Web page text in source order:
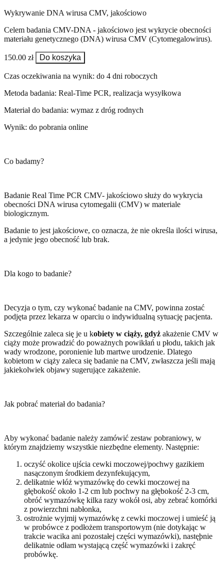
Wykrywanie DNA wirusa CMV, jakościowo
Celem badania CMV-DNA - jakościowo jest wykrycie obecności
materiału genetycznego (DNA) wirusa CMV (Cytomegalowirus).
150.00 zł Do koszyka
Czas oczekiwania na wynik: do 4 dni roboczych
Metoda badania: Real-Time PCR, realizacja wysyłkowa
Materiał do badania: wymaz z dróg rodnych
Wynik: do pobrania online
Co badamy?
Badanie Real Time PCR CMV- jakościowo służy do wykrycia
obecności DNA wirusa cytomegalii (CMV) w materiale
biologicznym.
Badanie to jest jakościowe, co oznacza, że nie określa ilości wirusa,
a jedynie jego obecność lub brak.
Dla kogo to badanie?
Decyzja o tym, czy wykonać badanie na CMV, powinna zostać
podjęta przez lekarza w oparciu o indywidualną sytuację pacjenta.
Szczególnie zaleca się je u kobiety w ciąży, gdyż akażenie CMV w
ciąży może prowadzić do poważnych powikłań u płodu, takich jak
wady wrodzone, poronienie lub martwe urodzenie. Dlatego
kobietom w ciąży zaleca się badanie na CMV, zwłaszcza jeśli mają
jakiekolwiek objawy sugerujące zakażenie.
Jak pobrać materiał do badania?
Aby wykonać badanie należy zamówić zestaw pobraniowy, w
którym znajdziemy wszystkie niezbędne elementy. Następnie:
oczyść okolice ujścia cewki moczowej/pochwy gazikiem
nasączonym środkiem dezynfekującym,
delikatnie włóż wymazówkę do cewki moczowej na
głębokość około 1-2 cm lub pochwy na głębokość 2-3 cm,
obróć wymazówkę kilka razy wokół osi, aby zebrać komórki
z powierzchni nabłonka,
ostrożnie wyjmij wymazówkę z cewki moczowej i umieść ją
w probówce z podłożem transportowym (nie dotykając w
trakcie wacika ani pozostałej części wymazówki), nastęþnie
delikatnie odłam wystającą część wymazówki i zakręć
probówkę.